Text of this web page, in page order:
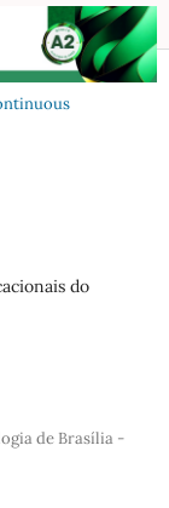
do
de Brasília -